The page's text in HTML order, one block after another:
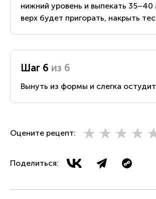
нижний уровень и выпекать 35–40
верх будет пригорать, накрыть
Шаг 6 из 6
Вынуть из формы и слегка
Оцените рецепт:
Поделиться: